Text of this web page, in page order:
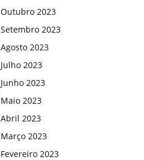
Outubro 2023
Setembro 2023
Agosto 2023
Julho 2023
Junho 2023
Maio 2023
Abril 2023
Março 2023
Fevereiro 2023